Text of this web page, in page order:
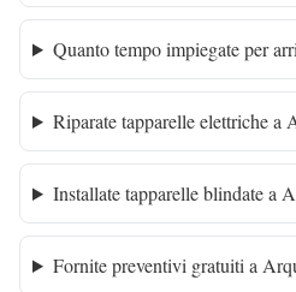
Quanto tempo impiegate per
Riparate tapparelle elettriche a
Installate tapparelle blindate a
Fornite preventivi gratuiti a